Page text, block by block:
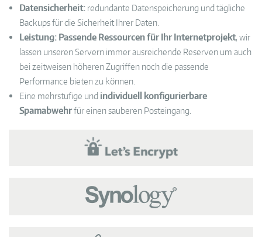
Datensicherheit: redundante Datenspeicherung und tägliche
Backups für die Sicherheit Ihrer Daten.
Leistung: Passende Ressourcen für Ihr Internetprojekt, wir
lassen unseren Servern immer ausreichende Reserven um auch
bei zeitweisen höheren Zugriffen noch die passende
Performance bieten zu können.
Eine mehrstufige und individuell konfigurierbare
Spamabwehrfür einen sauberen Posteingang.